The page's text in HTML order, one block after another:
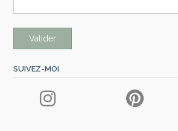
SUIVEZ-MOI